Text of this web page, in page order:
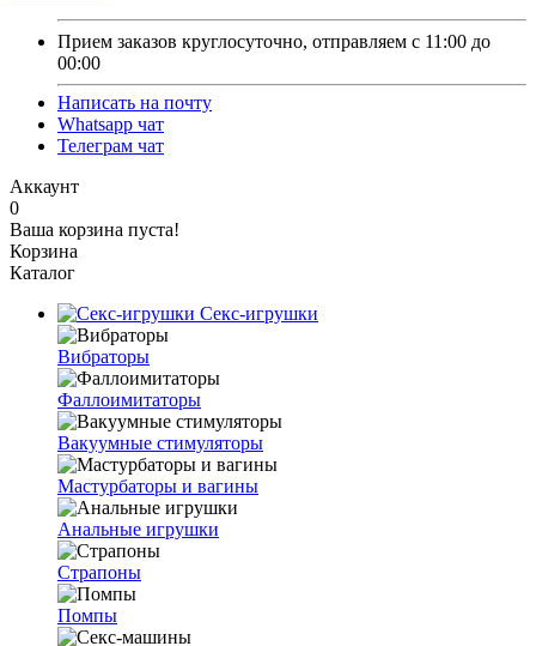
Прием заказов круглосуточно, отправляем с 11:00 до
00:00
Написать на почту
Whatsapp чат
Телеграм чат
Аккаунт
0
Ваша корзина пуста!
Корзина
Каталог
Секс-игрушки
Вибраторы
Фаллоимитаторы
Вакуумные стимуляторы
Мастурбаторы и вагины
Анальные игрушки
Страпоны
Помпы